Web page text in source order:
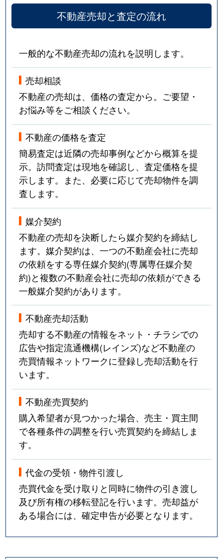
不動産売却と査定の流れ
一般的な不動産売却の流れを説明します。
売却相談
不動産の売却は、価格の査定から。ご要望・
お悩み等をご相談ください。
不動産の価格を査定
簡易査定は近隣の売却事例などから概算を提
示。訪問査定は現地を確認し、査定価格を提
示します。また、必要に応じて売却物件を調
査します。
媒介契約
不動産の売却を決断したら媒介契約を締結し
ます。媒介契約は、一つの不動産会社に売却
の依頼をする専任媒介契約(専属専任媒介契
約)と複数の不動産会社に売却の依頼ができる
一般媒介契約があります。
不動産売却活動
売却する不動産の情報をネット・チラシでの
広告や指定流通機構(レインズ)など不動産の
売買情報ネットワークに登録し売却活動を行
います。
不動産売買契約
購入希望者が見つかった場合、売主・買主間
で各種条件の調整を行い売買契約を締結しま
す。
代金の受領・物件引渡し
売買代金を受け取りと同時に物件の引き渡し
及び所有権の移転登記を行います。売却益が
ある場合には、確定申告が必要となります。